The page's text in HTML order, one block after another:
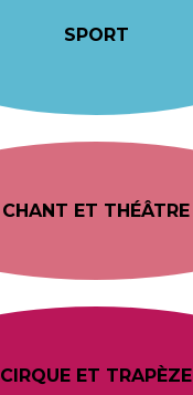
SPORT
CHANT ET THÉÂTRE
CIRQUE ET TRAPÈZE